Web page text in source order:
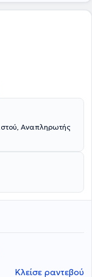
Κλείσε ραντεβού